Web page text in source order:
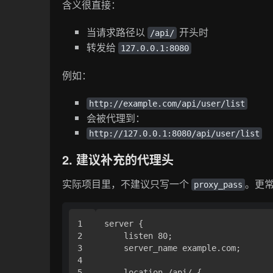
含义很直接：
当请求路径以 /api/ 开头时
转发给 127.0.0.1:8080
例如：
http://example.com/api/user/list
会被代理到：
http://127.0.0.1:8080/api/user/list
2. 建议补充的代理头
实际项目里，不建议只写一个 proxy_pass 。更
1
2
3
4
server {
    listen 80;
    server_name example.com;